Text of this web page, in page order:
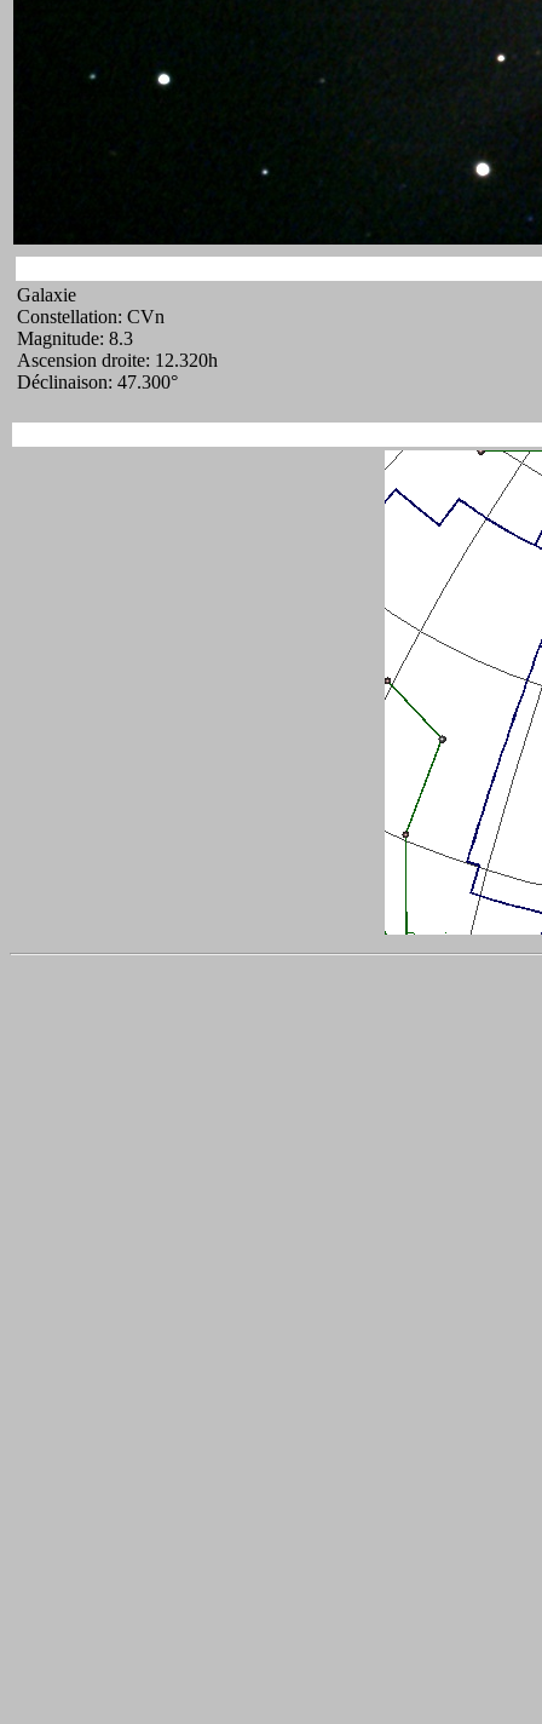
Galaxie
Constellation: CVn
Magnitude: 8.3
Ascension droite: 12.320h
Déclinaison: 47.300°